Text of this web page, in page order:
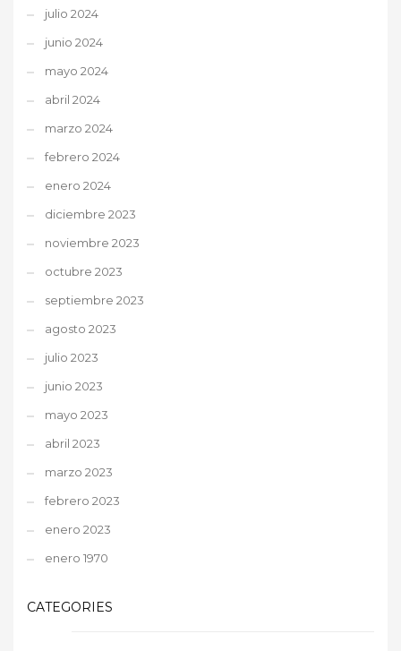
julio 2024
junio 2024
mayo 2024
abril 2024
marzo 2024
febrero 2024
enero 2024
diciembre 2023
noviembre 2023
octubre 2023
septiembre 2023
agosto 2023
julio 2023
junio 2023
mayo 2023
abril 2023
marzo 2023
febrero 2023
enero 2023
enero 1970
CATEGORIES